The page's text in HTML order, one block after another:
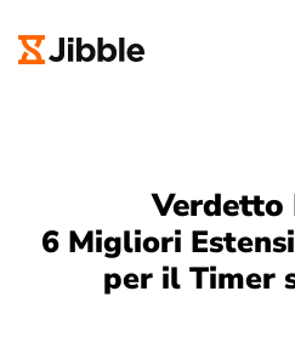
Verdetto
6 Migliori
per il Timer